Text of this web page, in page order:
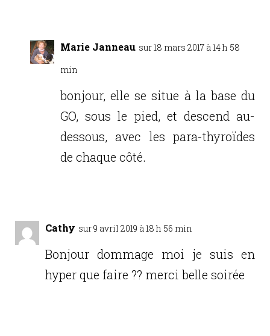
Marie Janneau sur 18 mars 2017 à 14 h 58
min
bonjour, elle se situe à la base du
GO, sous le pied, et descend au-
dessous, avec les para-thyroïdes
de chaque côté.
Cathy sur 9 avril 2019 à 18 h 56 min
Bonjour dommage moi je suis en
hyper que faire ?? merci belle soirée